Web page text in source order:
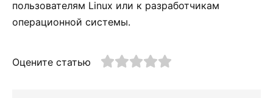
пользователям Linux или к разработчикам
операционной системы.
Оцените статью